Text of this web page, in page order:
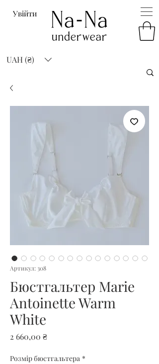
Увійти
UAH (₴)
Артикул: 308
Бюстгальтер Marie
Antoinette Warm
White
2 660,00 ₴Ціна
Розмір бюстгальтера *